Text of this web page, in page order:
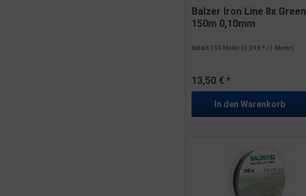
Balzer Iron Line 8x Green
150m 0,10mm
Inhalt150 Meter (0,09 € * / 1 Meter)
13,50 € *
In den Warenkorb